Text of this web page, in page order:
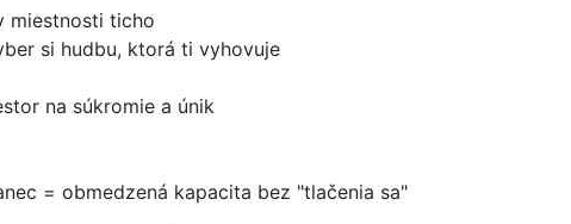
miestnosti ticho
si hudbu, ktorá ti vyhovuje
na súkromie a únik
= obmedzená kapacita bez "tlačenia sa"